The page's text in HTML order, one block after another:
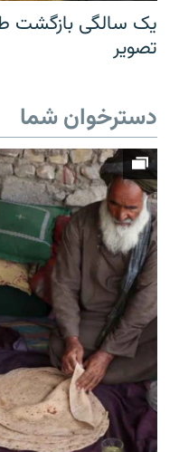
یک سالگی بازگشت
تصویر
دسترخوان شما